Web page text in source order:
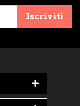
Iscriviti